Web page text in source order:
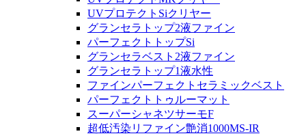
UVプロテクトSiクリヤー
グランセラトップ2液ファイン
パーフェクトトップSi
グランセラベスト2液ファイン
グランセラトップ1液水性
ファインパーフェクトセラミックベスト
パーフェクトトゥルーマット
スーパーシャネツサーモF
超低汚染リファイン艶消1000MS-IR